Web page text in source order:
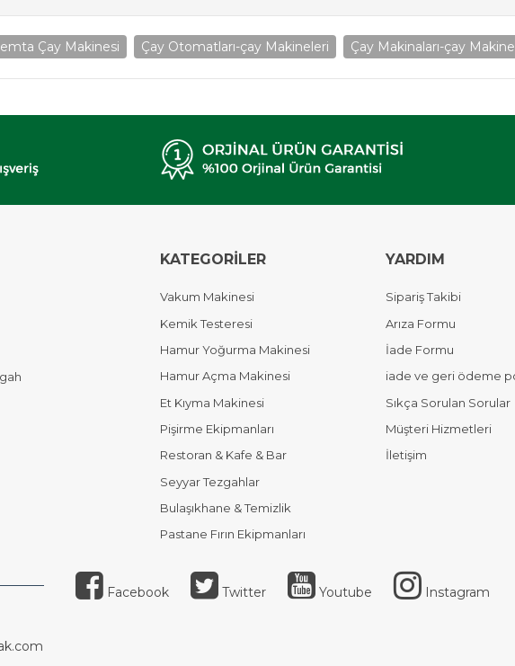
Çay Makinesi Çay Otomatları-çay Makineleri Çay Makinaları-çay
KATEGORİLER
Vakum Makinesi
Kemik Testeresi
Hamur Yoğurma Makinesi
Hamur Açma Makinesi
Et Kıyma Makinesi
Pişirme Ekipmanları
Restoran & Kafe & Bar
Seyyar Tezgahlar
Bulaşıkhane & Temizlik
Pastane Fırın Ekipmanları
YARDIM
Sipariş Takibi
Arıza Formu
İade Formu
iade ve geri ödeme
Sıkça Sorulan Sorular
Müşteri Hizmetleri
İletişim
Facebook Twitter Youtube Instagram